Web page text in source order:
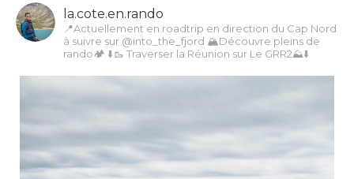
la.cote.en.rando
📍Actuellement en roadtrip en direction du Cap Nord
à suivre sur @into_the_fjord 🏔Découvre pleins de
rando🏕️ ⬇️🥾 Traverser la Réunion sur Le GRR2⛰️⬇️